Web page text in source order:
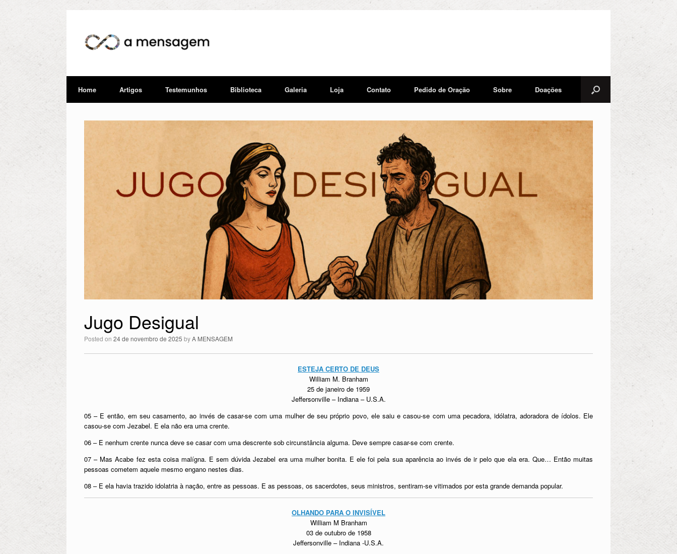
Home Artigos Testemunhos Biblioteca Galeria Loja Contato Pedido de Oração Sobre Doações
Jugo Desigual
Posted on 24 de novembro de 2025 byA MENSAGEM
ESTEJA CERTO DE DEUS
William M. Branham
25 de janeiro de 1959
Jeffersonville – Indiana – U.S.A.
05 – E então, em seu casamento, ao invés de casar-se com uma mulher de seu próprio povo, ele saiu e casou-se com uma pecadora, idólatra, adoradora de ídolos. Ele
casou-se com Jezabel. E ela não era uma crente.
06 – E nenhum crente nunca deve se casar com uma descrente sob circunstância alguma. Deve sempre casar-se com crente.
07 – Mas Acabe fez esta coisa malígna. E sem dúvida Jezabel era uma mulher bonita. E ele foi pela sua aparência ao invés de ir pelo que ela era. Que… Então muitas
pessoas cometem aquele mesmo engano nestes dias.
08 – E ela havia trazido idolatria à nação, entre as pessoas. E as pessoas, os sacerdotes, seus ministros, sentiram-se vitimados por esta grande demanda popular.
OLHANDO PARA O INVISÍVEL
William M Branham
03 de outubro de 1958
Jeffersonville – Indiana -U.S.A.